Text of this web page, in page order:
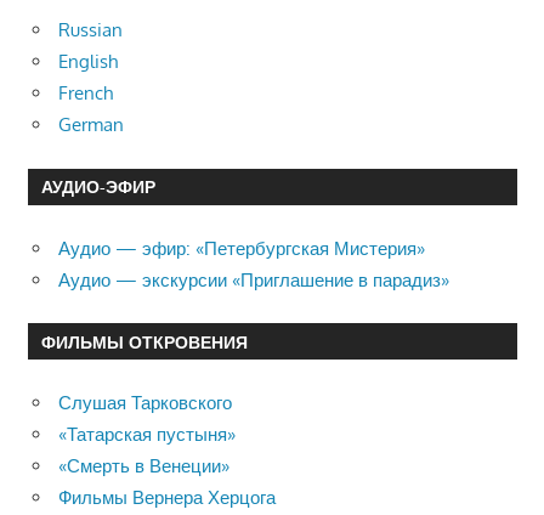
Russian
English
French
German
АУДИО-ЭФИР
Аудио — эфир: «Петербургская Мистерия»
Аудио — экскурсии «Приглашение в парадиз»
ФИЛЬМЫ ОТКРОВЕНИЯ
Слушая Тарковского
«Татарская пустыня»
«Смерть в Венеции»
Фильмы Вернера Херцога